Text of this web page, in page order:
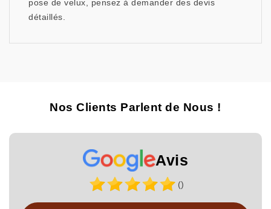
pose de velux, pensez à demander des devis
détaillés.
Nos Clients Parlent de Nous !
Avis
()